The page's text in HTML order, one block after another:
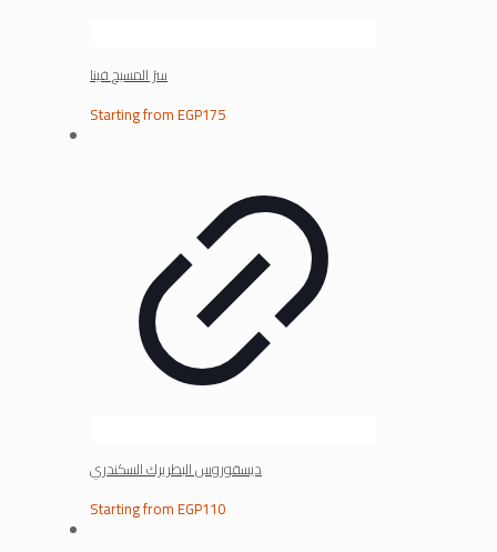
سرُ المسيح فينا
Starting fromEGP175
ديسقوروس البطريرك السكندري
Starting fromEGP110